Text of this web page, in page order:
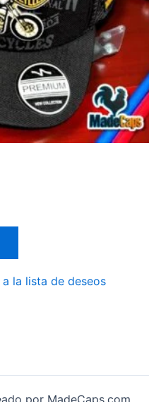
la lista de deseos
por MadeCaps.com